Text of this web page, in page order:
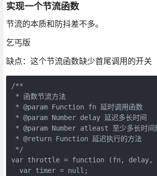
实现一个节流函数
节流的本质和防抖差不多。
乞丐版
缺点：这个节流函数缺少首尾调用的开关
/**
* 函数节流方法
* @param Function fn 延时调用函数
* @param Number delay 延迟多长时间
* @param Number atleast 至少多长时间
* @return Function 延迟执行的方法
*/
var throttle = function (fn, delay,
  var timer = null;